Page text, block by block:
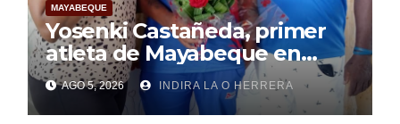
MAYABEQUE
Yosenki Castañeda, primer
atleta de Mayabeque en
subir al podio
centroamericano
AGO 5, 2026 INDIRA LA O HERRERA